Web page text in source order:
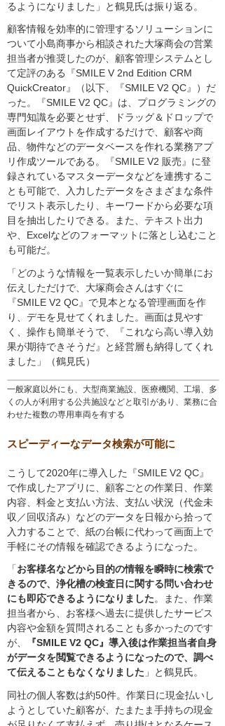
一般家庭以外にも、大型商業施設、医療機関、工場、多
くの人が利用する公共施設などと取引があり、業務に合
わせた複数の専用車両を有する
るようになりました」と鶴見氏は振り返る。
顧客情報を効率的に管理するソリューションに
ついて小島商事から相談された大塚商会の営業
担当者が推奨したのが、顧客管理システムとし
て定評のある『SMILE V 2nd Edition CRM
QuickCreator』（以下、『SMILE V2 QC』）だ
った。『SMILE V2 QC』は、プログラミングの
専門知識を必要とせず、ドラッグ＆ドロップで
画面レイアウトを作成するだけで、顧客や商
品、物件などのデータベースを作れる業務アプ
リ作成ツールである。『SMILE V2 販売』に登
録されているマスターデータなどを連携するこ
とも可能で、入力したデータをさまざまな条件
でリスト表示したり、キーワードから必要な項
目を抽出したりできる。また、テキスト出力
や、Excelなどのフォーマットに落とし込むこと
も可能だ。
「どのような情報を一覧表示したいか簡単にお
伝えしただけで、大塚商会さんはすぐに
『SMILE V2 QC』で見本となる管理画面を作
り、デモを見せてくれました。画面は見やす
く、操作も簡単そうで、『これなら高い導入効
果が期待できそうだ』と経営層も納得してくれ
ました」（鶴見氏）
スピーディーなデータ検索が可能に
こうして2020年に導入した『SMILE V2 QC』
で作成したアプリに、顧客ごとの作業日、作業
内容、料金と支払い方法、支払い状況（代金未
収／回収済み）などのデータを日報から拾って
入力することで、紙の台帳に代わって画面上で
手軽にその情報を確認できるようになった。
「お客様名などから目的の情報を瞬時に検索で
きるので、浄化槽の検査日に関する問い合わせ
にも即応できるようになりました。また、作業
担当者から、お客様へ過去に提供したサービス
内容や金額を質問されることも多かったのです
が、
『SMILE V2 QC』導入後は作業担当者自身
がデータを閲覧できるようになったので、調べ
て伝えることもなくなりました 」と鶴見氏。
同社の個人客数は約50件。作業日に現金払いし
ようとしていた顧客が、たまたま手持ちの現金